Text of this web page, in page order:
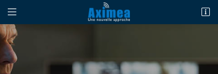
269 Avenue Jean Moulin
60880 Jaux
08 25 16 06 20